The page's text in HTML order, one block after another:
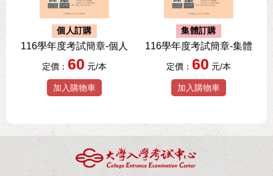
個人訂購
116學年度考試簡章-個人
定價： 60 元/本
加入購物車
集體訂購
116學年度考試簡章-集體
定價： 60 元/本
加入購物車